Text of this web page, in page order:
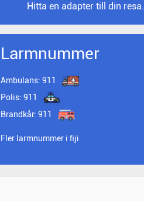
Hitta en adapter till din resa.
Larmnummer
Ambulans: 911
Polis: 911
Brandkår: 911
Fler larmnummer i fiji